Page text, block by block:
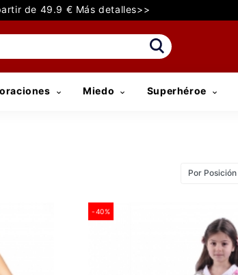
de 49.9 € Más detalles>>
Miedo Superhéroe
-40%